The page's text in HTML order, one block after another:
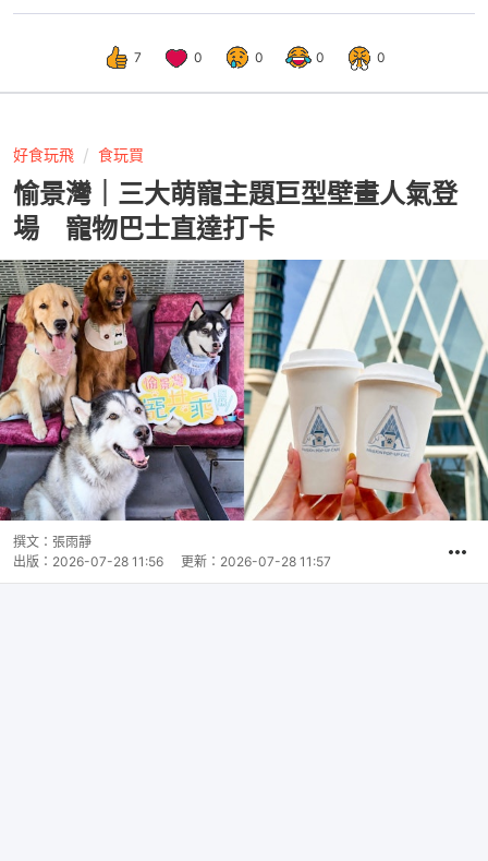
7 0 0 0 0
好食玩飛 食玩買
愉景灣｜三大萌寵主題巨型壁畫人氣登
場 寵物巴士直達打卡
撰文： 張雨靜
出版： 2026-07-28 11:56 更新： 2026-07-28 11:57